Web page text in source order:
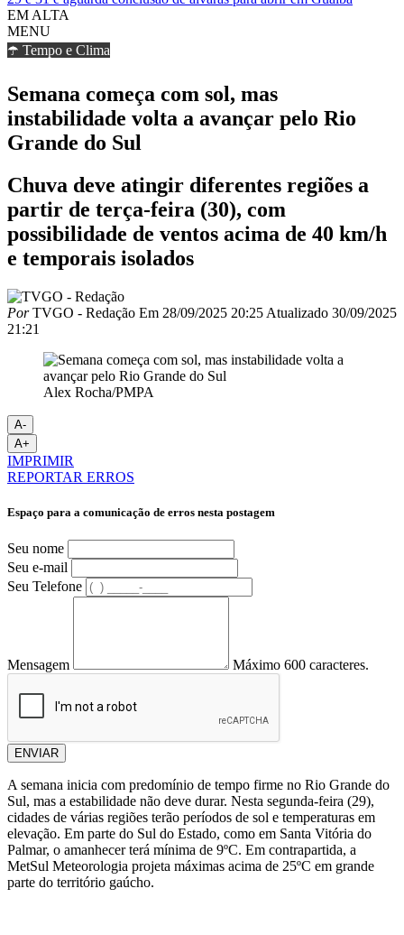
EM ALTA
MENU
☂️ Tempo e Clima
Semana começa com sol, mas
instabilidade volta a avançar pelo Rio
Grande do Sul
Chuva deve atingir diferentes regiões a
partir de terça-feira (30), com
possibilidade de ventos acima de 40 km/h
e temporais isolados
PorTVGO - Redação Em 28/09/2025 20:25 Atualizado 30/09/2025
21:21
Alex Rocha/PMPA
A-
A+
IMPRIMIR
REPORTAR ERROS
Espaço para a comunicação de erros nesta postagem
Seu nome
Seu e-mail
Seu Telefone
Mensagem Máximo 600 caracteres.
ENVIAR
A semana inicia com predomínio de tempo firme no Rio Grande do
Sul, mas a estabilidade não deve durar. Nesta segunda-feira (29),
cidades de várias regiões terão períodos de sol e temperaturas em
elevação. Em parte do Sul do Estado, como em Santa Vitória do
Palmar, o amanhecer terá mínima de 9ºC. Em contrapartida, a
MetSul Meteorologia projeta máximas acima de 25ºC em grande
parte do território gaúcho.